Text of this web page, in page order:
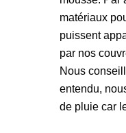
matériaux
puissent
par nos
Nous
entendu,
de pluie car